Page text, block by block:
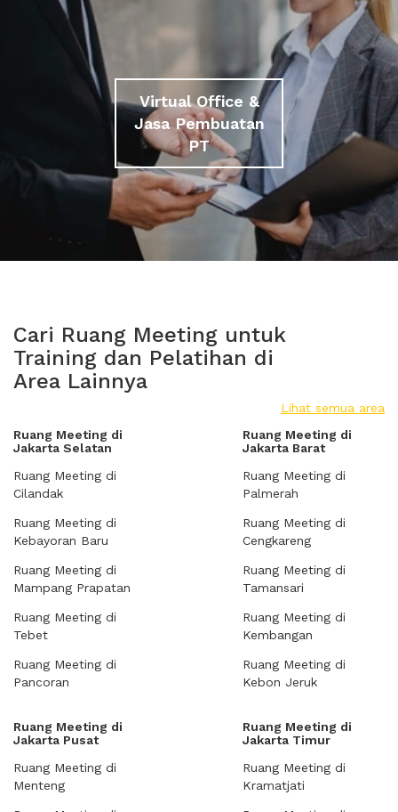
Virtual Office &
Jasa Pembuatan
PT
Cari Ruang Meeting untuk
Training dan Pelatihan di
Area Lainnya
Lihat semua area
Ruang Meeting di
Jakarta Selatan
Ruang Meeting di
Cilandak
Ruang Meeting di
Kebayoran Baru
Ruang Meeting di
Mampang Prapatan
Ruang Meeting di
Tebet
Ruang Meeting di
Pancoran
Ruang Meeting di
Jakarta Barat
Ruang Meeting di
Palmerah
Ruang Meeting di
Cengkareng
Ruang Meeting di
Tamansari
Ruang Meeting di
Kembangan
Ruang Meeting di
Kebon Jeruk
Ruang Meeting di
Jakarta Pusat
Ruang Meeting di
Menteng
Ruang Meeting di
Jakarta Timur
Ruang Meeting di
Kramatjati